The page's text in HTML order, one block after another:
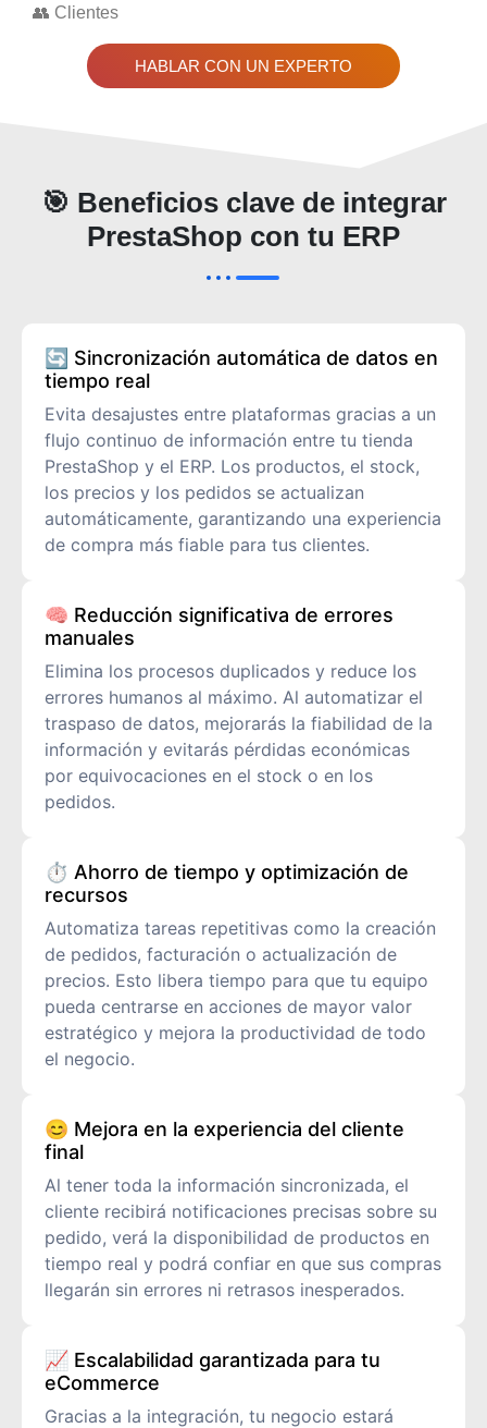
👥 Clientes
HABLAR CON UN EXPERTO
🎯 Beneficios clave de integrar
PrestaShop con tu ERP
🔄 Sincronización automática de datos en
tiempo real
Evita desajustes entre plataformas gracias a un
flujo continuo de información entre tu tienda
PrestaShop y el ERP. Los productos, el stock,
los precios y los pedidos se actualizan
automáticamente, garantizando una experiencia
de compra más fiable para tus clientes.
🧠 Reducción significativa de errores
manuales
Elimina los procesos duplicados y reduce los
errores humanos al máximo. Al automatizar el
traspaso de datos, mejorarás la fiabilidad de la
información y evitarás pérdidas económicas
por equivocaciones en el stock o en los
pedidos.
⏱️ Ahorro de tiempo y optimización de
recursos
Automatiza tareas repetitivas como la creación
de pedidos, facturación o actualización de
precios. Esto libera tiempo para que tu equipo
pueda centrarse en acciones de mayor valor
estratégico y mejora la productividad de todo
el negocio.
😊 Mejora en la experiencia del cliente
final
Al tener toda la información sincronizada, el
cliente recibirá notificaciones precisas sobre su
pedido, verá la disponibilidad de productos en
tiempo real y podrá confiar en que sus compras
llegarán sin errores ni retrasos inesperados.
📈 Escalabilidad garantizada para tu
eCommerce
Gracias a la integración, tu negocio estará